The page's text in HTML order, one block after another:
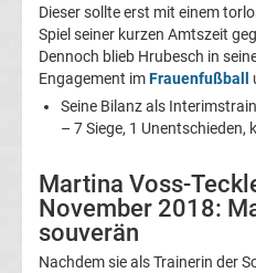
League
Tabelle
Europa
League
Ergebnisse
Dieser sollte erst mit einem
Spiel seiner kurzen Amtszeit
Dennoch blieb Hrubesch in
Engagement imFrauenfußball
Seine Bilanz als
– 7 Siege, 1 Unentschieden,
Martina Voss-
November 2018:
souverän
Nachdem sie als Trainerin der